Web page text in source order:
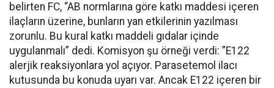
belirten FC, “AB normlarına göre katkı maddesi içeren
ilaçların üzerine, bunların yan etkilerinin yazılması
zorunlu. Bu kural katkı maddeli gıdalar içinde
uygulanmalı” dedi. Komisyon şu örneği verdi: ”E122
alerjik reaksiyonlara yol açıyor. Parasetemol ilacı
kutusunda bu konuda uyarı var. Ancak E122 içeren bir